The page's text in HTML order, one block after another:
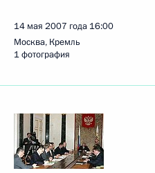
14 мая 2007 года 16:00
Москва, Кремль
1 фотография